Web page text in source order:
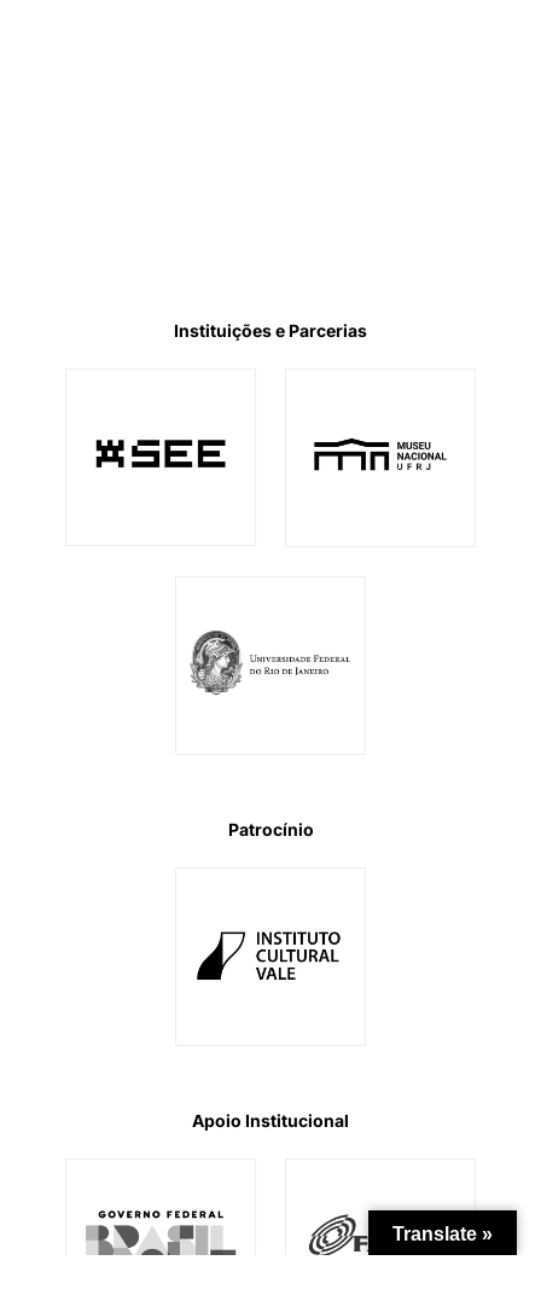
Instituições e Parcerias
Patrocínio
Apoio Institucional
Translate »